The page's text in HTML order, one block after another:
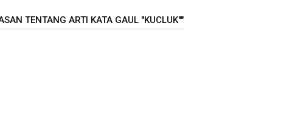
TENTANG ARTI KATA GAUL "KUCLUK""